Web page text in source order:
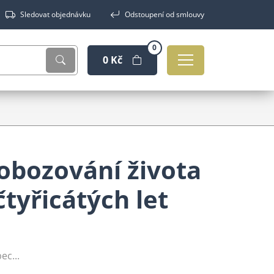
Sledovat objednávku Odstoupení od smlouvy
0 Kč
0
života
let